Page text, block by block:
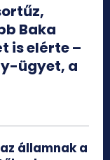
Baka
is elérte –
ügyet, a
államnak a